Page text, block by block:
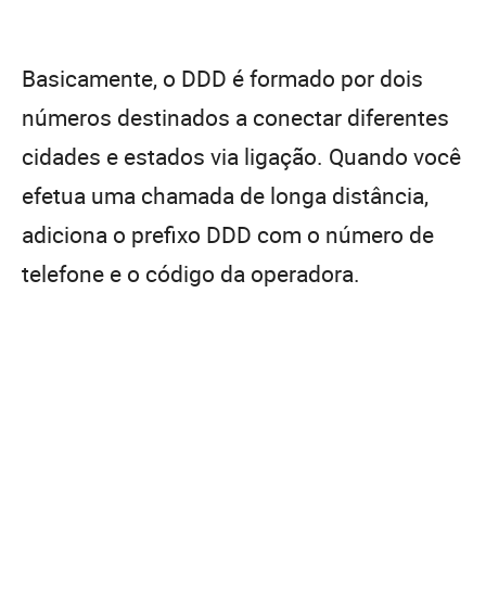
Basicamente, o DDD é formado por dois
números destinados a conectar diferentes
cidades e estados via ligação. Quando você
efetua uma chamada de longa distância,
adiciona o prefixo DDD com o número de
telefone e o código da operadora.